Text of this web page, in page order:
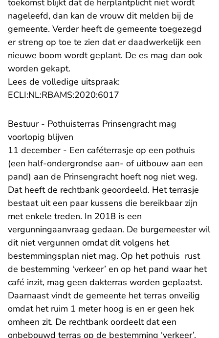
toekomst blijkt dat de herplantplicht niet wordt
nageleefd, dan kan de vrouw dit melden bij de
gemeente. Verder heeft de gemeente toegezegd
er streng op toe te zien dat er daadwerkelijk een
nieuwe boom wordt geplant. De es mag dan ook
worden gekapt.
Lees de volledige uitspraak:
ECLI:NL:RBAMS:2020:6017
Bestuur - Pothuisterras Prinsengracht mag
voorlopig blijven
11 december - Een caféterrasje op een pothuis
(een half-ondergrondse aan- of uitbouw aan een
pand) aan de Prinsengracht hoeft nog niet weg.
Dat heeft de rechtbank geoordeeld. Het terrasje
bestaat uit een paar kussens die bereikbaar zijn
met enkele treden. In 2018 is een
vergunningaanvraag gedaan. De burgemeester wil
dit niet vergunnen omdat dit volgens het
bestemmingsplan niet mag. Op het pothuis rust
de bestemming ‘verkeer’ en op het pand waar het
café inzit, mag geen dakterras worden geplaatst.
Daarnaast vindt de gemeente het terras onveilig
omdat het ruim 1 meter hoog is en er geen hek
omheen zit. De rechtbank oordeelt dat een
onbebouwd terras op de bestemming ‘verkeer’,